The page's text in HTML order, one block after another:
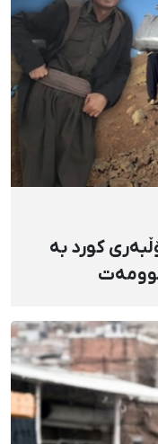
کورد بە